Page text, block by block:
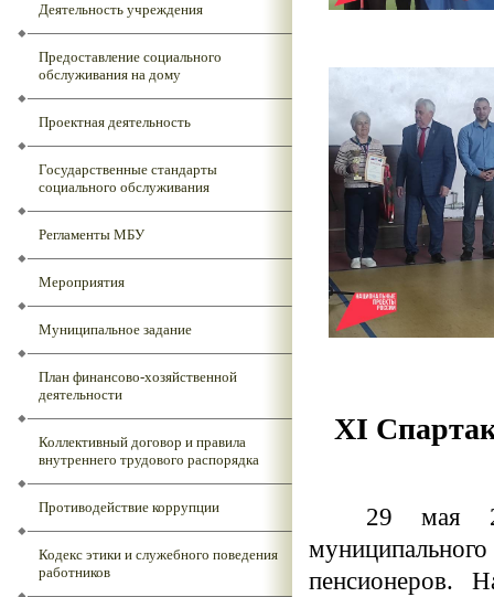
Деятельность учреждения
Предоставление социального
обслуживания на дому
Проектная деятельность
Государственные стандарты
социального обслуживания
Регламенты МБУ
Мероприятия
Муниципальное задание
План финансово-хозяйственной
деятельности
Коллективный договор и правила
внутреннего трудового распорядка
Противодействие коррупции
Кодекс этики и служебного поведения
работников
XI
29 мая
пенсионеров.